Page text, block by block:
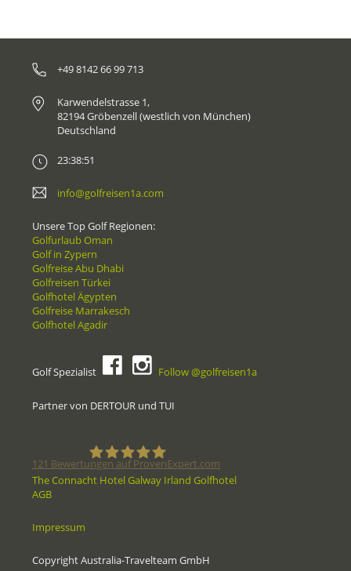
+49 8142 66 99 713
Karwendelstrasse 1,
82194 Gröbenzell (westlich von München)
Deutschland
23:38:51
info@golfreisen1a.com
Unsere Top Golf Regionen:
Golfurlaub Oman
Golf in Zypern
Golfreise Abu Dhabi
Golfreisen Türkei
Golfhotel Ägypten
Golfreise Marrakesch
Golfhotel Agadir
Golf Spezialist Follow @golfreisen1a
Partner von DERTOUR und TUI
121 Bewertungen auf ProvenExpert.com
The Connacht Hotel Galway Irland Golfhotel
AGB
Impressum
Copyright Australia-Travelteam GmbH